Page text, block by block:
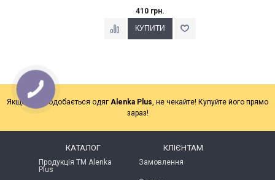
410 грн.
Якщо Вам подобається одяг Alenka Plus, не чекайте! Купуйте його прямо
зараз!
КАТАЛОГ
Продукція ТМ Alenka
Plus
КЛІЄНТАМ
Замовлення